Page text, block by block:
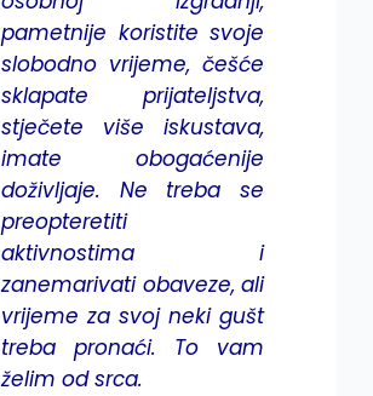
pametnije koristite svoje
slobodno vrijeme, češće
sklapate prijateljstva,
stječete više iskustava,
imate obogaćenije
doživljaje. Ne treba se
preopteretiti
aktivnostima i
zanemarivati obaveze, ali
vrijeme za svoj neki gušt
treba pronaći. To vam
želim od srca.